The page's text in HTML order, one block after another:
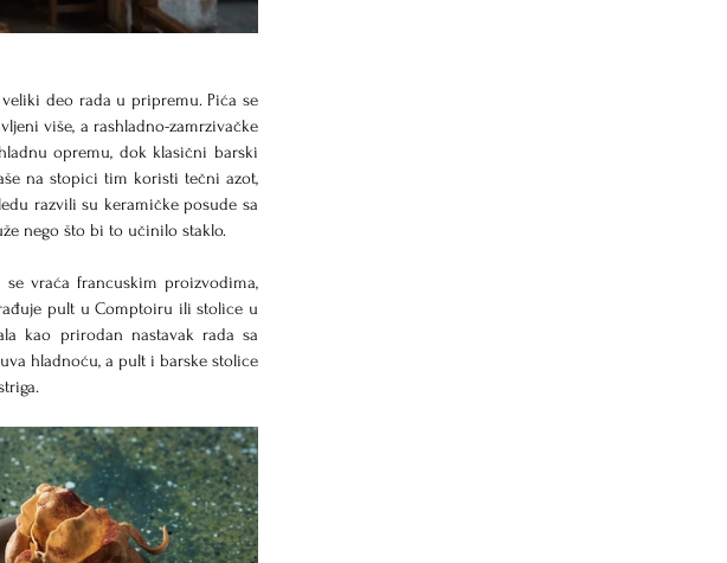
deo rada u pripremu. Pića se
više, a rashladno-zamrzivačke
opremu, dok klasični barski
na stopici tim koristi tečni azot,
razvili su keramičke posude sa
nego što bi to učinilo staklo.
vraća francuskim proizvodima,
pult u Comptoiru ili stolice u
kao prirodan nastavak rada sa
hladnoću, a pult i barske stolice